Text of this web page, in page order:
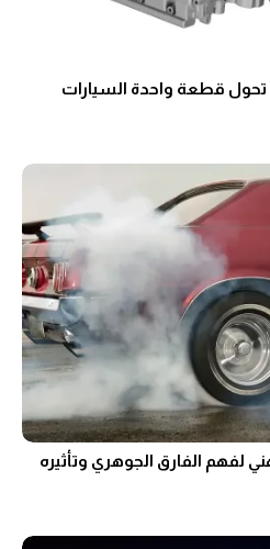
تحول قطعة واحدة السيارات
لفهم الفارق الجوهري وتأثيره